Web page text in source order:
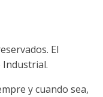
El
Industrial.
y cuando sea,